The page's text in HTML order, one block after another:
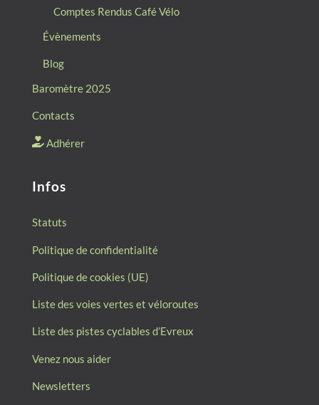
Comptes Rendus Café Vélo
Évènements
Blog
Baromètre 2025
Contacts
Adhérer
Infos
Statuts
Politique de confidentialité
Politique de cookies (UE)
Liste des voies vertes et véloroutes
Liste des pistes cyclables d’Evreux
Venez nous aider
Newsletters